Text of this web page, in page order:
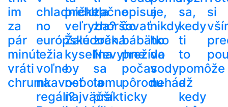
im
za
pár
minút
vráti
chrumkavosť
chladničke,
no
európske
ležia
voľne
na
regáli?
prehltla
veľryba?
Žalúdočná
kyselina
by
nebola
najväčší
začne
zhoršovať
zrak.
Nevyhne
sa
tomu
prakticky
opisuje,
čo
bábätko
prežíva
počas
pôrodu
a
nikdy
ho
do
vody
nehádž
sa,
kedy
ti
to
pomôže
a
kedy
si